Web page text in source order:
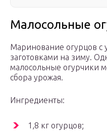
Малосольные
Маринование огурцов с
заготовками на зиму.
малосольные огурчики
сбора урожая.
Ингредиенты:
1,8 кг огурцов;